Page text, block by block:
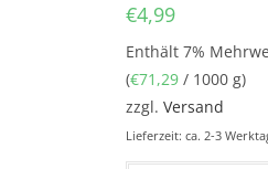
€4,99
Enthält 7%
(€71,29/ 1000 g)
zzgl. Versand
Lieferzeit: ca. 2-3